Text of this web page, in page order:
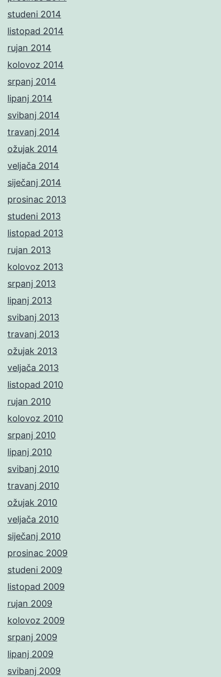
studeni 2014
listopad 2014
rujan 2014
kolovoz 2014
srpanj 2014
lipanj 2014
svibanj 2014
travanj 2014
ožujak 2014
veljača 2014
siječanj 2014
prosinac 2013
studeni 2013
listopad 2013
rujan 2013
kolovoz 2013
srpanj 2013
lipanj 2013
svibanj 2013
travanj 2013
ožujak 2013
veljača 2013
listopad 2010
rujan 2010
kolovoz 2010
srpanj 2010
lipanj 2010
svibanj 2010
travanj 2010
ožujak 2010
veljača 2010
siječanj 2010
prosinac 2009
studeni 2009
listopad 2009
rujan 2009
kolovoz 2009
srpanj 2009
lipanj 2009
svibanj 2009